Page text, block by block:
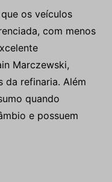
os veículos
com menos
Marczewski,
da refinaria. Além
quando
e possuem